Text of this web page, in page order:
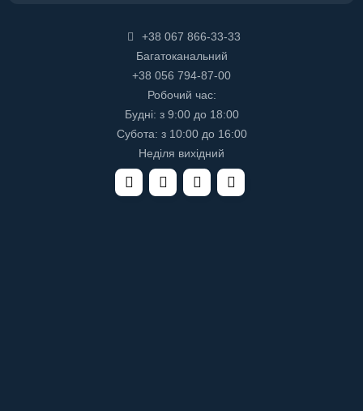
+38 067 866-33-33
Багатоканальний
+38 056 794-87-00
Робочий час:
Будні: з 9:00 до 18:00
Субота: з 10:00 до 16:00
Неділя вихідний